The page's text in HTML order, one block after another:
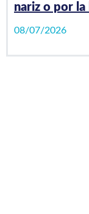
nariz o por la
08/07/2026